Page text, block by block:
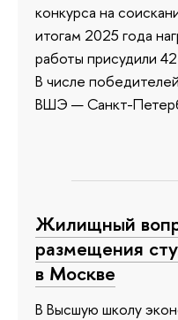
конкурса на
итогам 2025 года
работы присудили
В числе
ВШЭ — Санкт-
Жилищный
размещения
в Москве
В Высшую школу